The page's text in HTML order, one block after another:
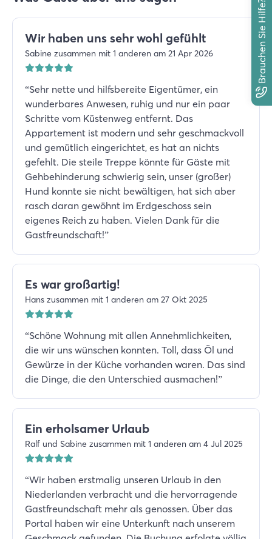
Brauchen Sie Hilfe?
Wir haben uns sehr wohl gefühlt
Sabine zusammen mit 1 anderen am 21 Apr 2026
“Sehr nette und hilfsbereite Eigentümer, ein
wunderbares Anwesen, ruhig und nur ein paar
Schritte vom Küstenweg entfernt. Das
Appartement ist modern und sehr geschmackvoll
und gemütlich eingerichtet, es hat an nichts
gefehlt. Die steile Treppe könnte für Gäste mit
Gehbehinderung schwierig sein, unser (großer)
Hund konnte sie nicht bewältigen, hat sich aber
rasch daran gewöhnt im Erdgeschoss sein
eigenes Reich zu haben. Vielen Dank für die
Gastfreundschaft!”
Es war großartig!
Hans zusammen mit 1 anderen am 27 Okt 2025
“Schöne Wohnung mit allen Annehmlichkeiten,
die wir uns wünschen konnten. Toll, dass Öl und
Gewürze in der Küche vorhanden waren. Das sind
die Dinge, die den Unterschied ausmachen!”
Ein erholsamer Urlaub
Ralf und Sabine zusammen mit 1 anderen am 4 Jul 2025
“Wir haben erstmalig unseren Urlaub in den
Niederlanden verbracht und die hervorragende
Gastfreundschaft mehr als genossen. Über das
Portal haben wir eine Unterkunft nach unserem